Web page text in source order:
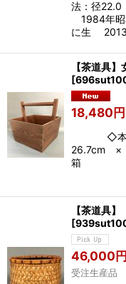
法：径
1984年昭
に生
【茶道
[
18,480円
◇本桑
26.7cm ×
【茶道具
[
46,000円
受注生産品